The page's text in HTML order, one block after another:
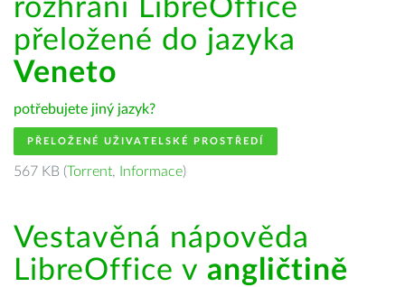
rozhraní LibreOffice
přeložené do jazyka
Veneto
potřebujete jiný jazyk?
PŘELOŽENÉ UŽIVATELSKÉ PROSTŘEDÍ
567 KB (Torrent, Informace)
Vestavěná nápověda
LibreOffice v angličtině